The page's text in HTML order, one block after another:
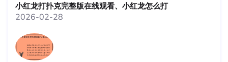
小红龙打扑克完整版在线观看、小红龙怎么打
2026-02-28